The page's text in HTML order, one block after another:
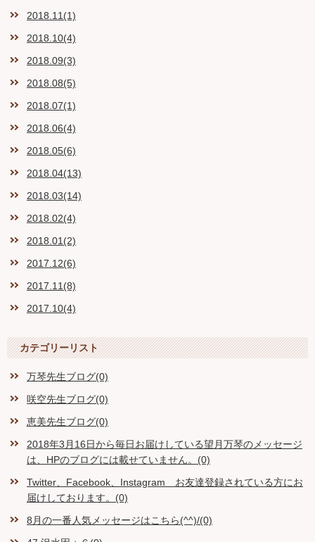
2018.11(1)
2018.10(4)
2018.09(3)
2018.08(5)
2018.07(1)
2018.06(4)
2018.05(6)
2018.04(13)
2018.03(14)
2018.02(4)
2018.01(2)
2017.12(6)
2017.11(8)
2017.10(4)
カテゴリーリスト
万琴先生ブログ(0)
咲空先生ブログ(0)
恵美先生ブログ(0)
2018年3月16日から毎日お届けしている望月万琴のメッセージ
は、HPのブログには載せていません。(0)
Twitter、Facebook、Instagram お友達登録されている方にお
届けしております。(0)
8月の一番人気メッセージはこちら(^^)/(0)